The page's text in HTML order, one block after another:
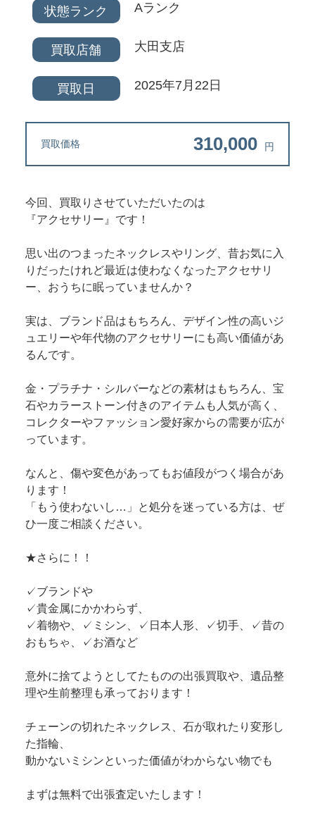
状態ランク Aランク
買取店舗 大田支店
買取日 2025年7月22日
買取価格 310,000 円
今回、買取りさせていただいたのは
『アクセサリー』です！
思い出のつまったネックレスやリング、昔お気に入
りだったけれど最近は使わなくなったアクセサリ
ー、おうちに眠っていませんか？
実は、ブランド品はもちろん、デザイン性の高いジ
ュエリーや年代物のアクセサリーにも高い価値があ
るんです。
金・プラチナ・シルバーなどの素材はもちろん、宝
石やカラーストーン付きのアイテムも人気が高く、
コレクターやファッション愛好家からの需要が広が
っています。
なんと、傷や変色があってもお値段がつく場合があ
ります！
「もう使わないし…」と処分を迷っている方は、ぜ
ひ一度ご相談ください。
★さらに！！
✓ブランドや
✓貴金属にかかわらず、
✓着物や、✓ミシン、✓日本人形、✓切手、✓昔の
おもちゃ、✓お酒など
意外に捨てようとしてたものの出張買取や、遺品整
理や生前整理も承っております！
チェーンの切れたネックレス、石が取れたり変形し
た指輪、
動かないミシンといった価値がわからない物でも
まずは無料で出張査定いたします！